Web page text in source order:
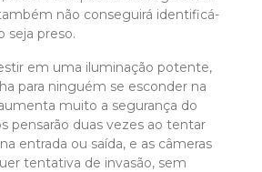
não conseguirá identificá-
seja preso.
em uma iluminação potente,
para ninguém se esconder na
muito a segurança do
pensarão duas vezes ao tentar
entrada ou saída, e as câmeras
tentativa de invasão, sem